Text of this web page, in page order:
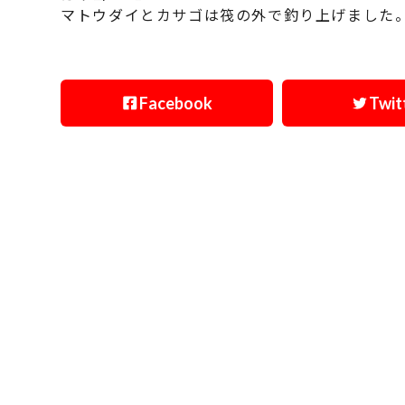
マトウダイとカサゴは筏の外で釣り上げました。
Facebook